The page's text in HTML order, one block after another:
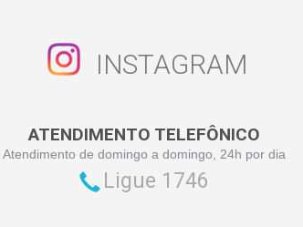
INSTAGRAM
ATENDIMENTO TELEFÔNICO
Atendimento de domingo a domingo, 24h por dia
Ligue 1746